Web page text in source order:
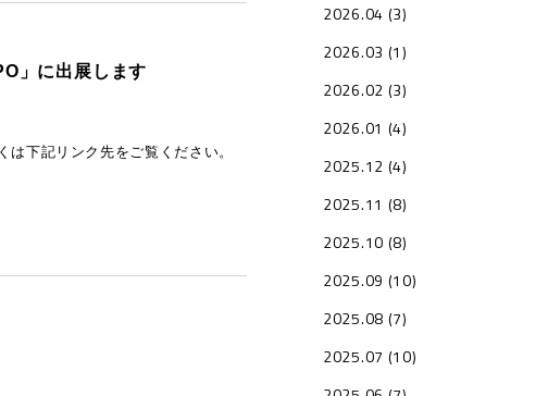
」に出展します
は下記リンク先をご覧ください。
2026.04 (3)
2026.03 (1)
2026.02 (3)
2026.01 (4)
2025.12 (4)
2025.11 (8)
2025.10 (8)
2025.09 (10)
2025.08 (7)
2025.07 (10)